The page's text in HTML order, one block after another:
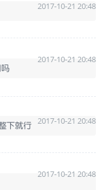
2017-10-21 20:48
2017-10-21 20:48
2017-10-21 20:48
下就行
2017-10-21 20:48